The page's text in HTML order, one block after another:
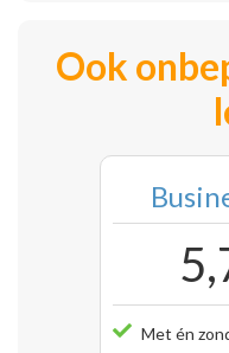
Ook
Met én